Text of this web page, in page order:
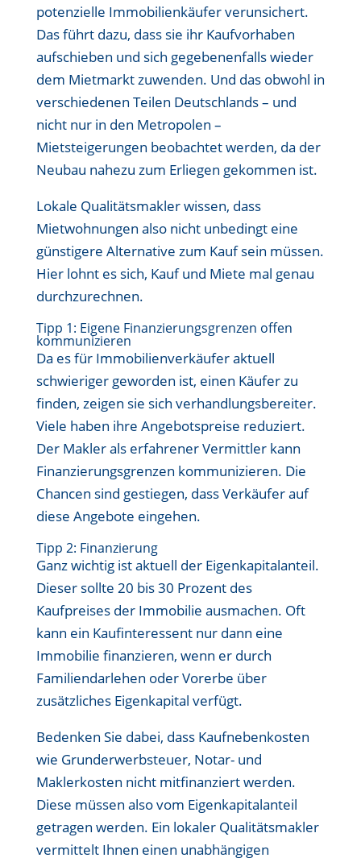
potenzielle Immobilienkäufer verunsichert.
Das führt dazu, dass sie ihr Kaufvorhaben
aufschieben und sich gegebenenfalls wieder
dem Mietmarkt zuwenden. Und das obwohl in
verschiedenen Teilen Deutschlands – und
nicht nur in den Metropolen –
Mietsteigerungen beobachtet werden, da der
Neubau nahezu zum Erliegen gekommen ist.
Lokale Qualitätsmakler wissen, dass
Mietwohnungen also nicht unbedingt eine
günstigere Alternative zum Kauf sein müssen.
Hier lohnt es sich, Kauf und Miete mal genau
durchzurechnen.
Tipp 1: Eigene Finanzierungsgrenzen offen
kommunizieren
Da es für Immobilienverkäufer aktuell
schwieriger geworden ist, einen Käufer zu
finden, zeigen sie sich verhandlungsbereiter.
Viele haben ihre Angebotspreise reduziert.
Der Makler als erfahrener Vermittler kann
Finanzierungsgrenzen kommunizieren. Die
Chancen sind gestiegen, dass Verkäufer auf
diese Angebote eingehen.
Tipp 2: Finanzierung
Ganz wichtig ist aktuell der Eigenkapitalanteil.
Dieser sollte 20 bis 30 Prozent des
Kaufpreises der Immobilie ausmachen. Oft
kann ein Kaufinteressent nur dann eine
Immobilie finanzieren, wenn er durch
Familiendarlehen oder Vorerbe über
zusätzliches Eigenkapital verfügt.
Bedenken Sie dabei, dass Kaufnebenkosten
wie Grunderwerbsteuer, Notar- und
Maklerkosten nicht mitfinanziert werden.
Diese müssen also vom Eigenkapitalanteil
getragen werden. Ein lokaler Qualitätsmakler
vermittelt Ihnen einen unabhängigen